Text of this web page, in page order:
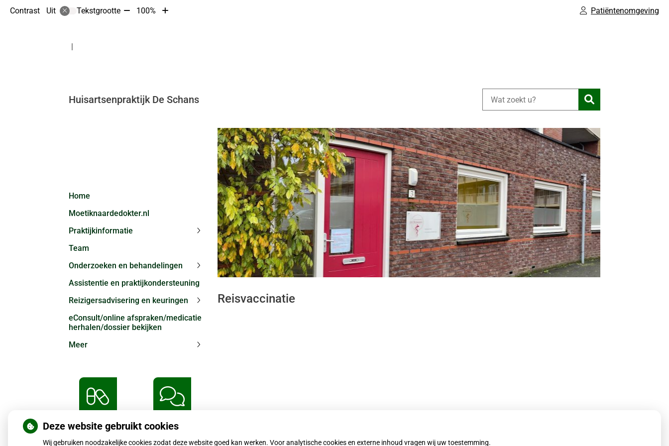
Contrast Uit Tekstgrootte Tekst100%
Tekst
Patiëntenomgeving
Huisartsenpraktijk De Schans Zoeken
Home
Moetiknaardedokter.nl
Praktijkinformatie
Praktijkinformatie
submenu
Team
Onderzoeken en behandelingen
Onderzoeken
en
behandelingen
submenu
Assistentie en praktijkondersteuning
Reizigersadvisering en keuringen
en
eConsult/online afspraken/medicatie
herhalen/dossier bekijken
Meer
Herhaalrecepten
aanvragen
Vragen
Reisvaccinatie
Deze website gebruikt cookies
Wij gebruiken noodzakelijke cookies zodat deze website goed kan werken. Voor analytische cookies en externe inhoud vragen wij uw toestemming.